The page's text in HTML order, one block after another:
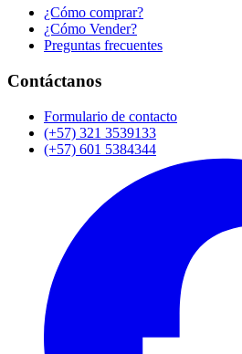
¿Cómo comprar?
¿Cómo Vender?
Preguntas frecuentes
Contáctanos
Formulario de contacto
(+57) 321 3539133
(+57) 601 5384344